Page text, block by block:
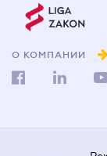
О КОМПАНИИ